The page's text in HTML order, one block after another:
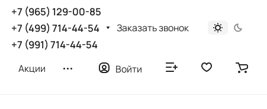
+7 (965) 129-00-85
+7 (499) 714-44-54
+7 (991) 714-44-54
Заказать звонок
Акции Войти